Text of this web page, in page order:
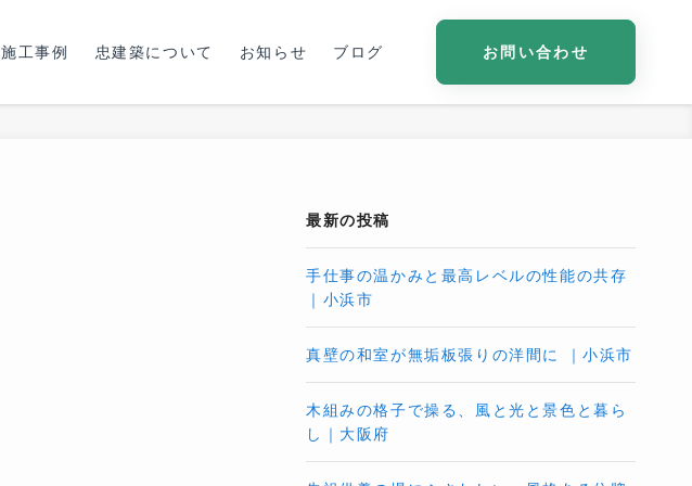
施工事例 忠建築について お知らせ ブログ お問い合わせ
最新の投稿
手仕事の温かみと最高レベルの性能の共存
｜小浜市
真壁の和室が無垢板張りの洋間に ｜小浜市
木組みの格子で操る、風と光と景色と暮ら
し｜大阪府